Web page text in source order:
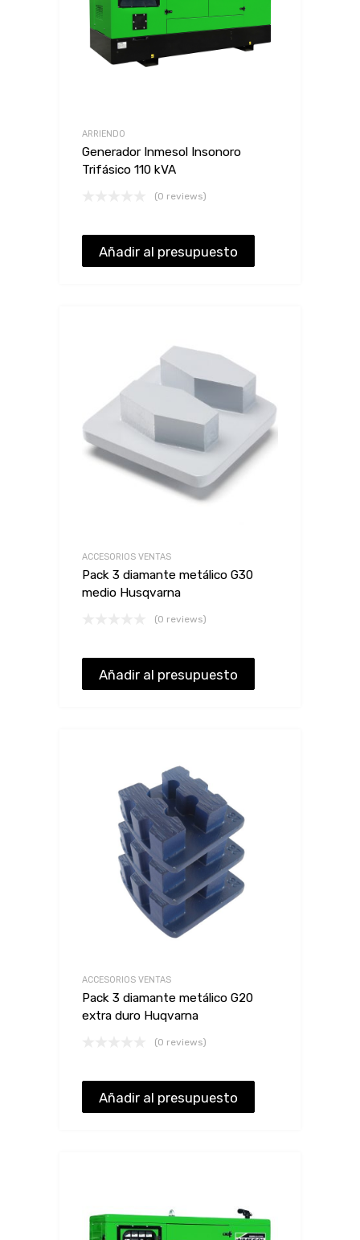
ARRIENDO
Generador Inmesol Insonoro
Trifásico 110 kVA
(0 reviews)
Añadir al presupuesto
ACCESORIOS VENTAS
Pack 3 diamante metálico G30
medio Husqvarna
(0 reviews)
Añadir al presupuesto
ACCESORIOS VENTAS
Pack 3 diamante metálico G20
extra duro Huqvarna
(0 reviews)
Añadir al presupuesto